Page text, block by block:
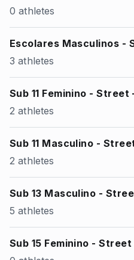
0 athletes
Escolares Masculinos -
3 athletes
Sub 11 Feminino - Street
2 athletes
Sub 11 Masculino -
2 athletes
Sub 13 Masculino -
5 athletes
Sub 15 Feminino - Street